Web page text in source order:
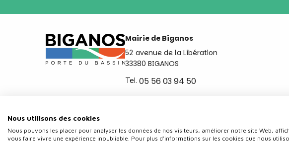
Mairie de Biganos
52 avenue de la Libération
33380 BIGANOS
Tel. 05 56 03 94 50
ContactPolitique
Nous utilisons des cookies
Nous pouvons les placer pour analyser les données de nos visiteurs, améliorer notre site Web,
vous faire vivre une expérience inoubliable. Pour plus d'informations sur les cookies que nous